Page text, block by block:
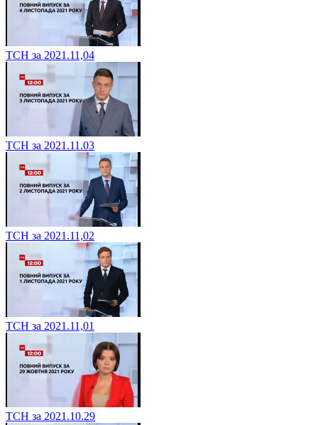
ТСН за 2021.11,04
ТСН за 2021.11.03
ТСН за 2021.11,02
ТСН за 2021.11,01
ТСН за 2021.10.29